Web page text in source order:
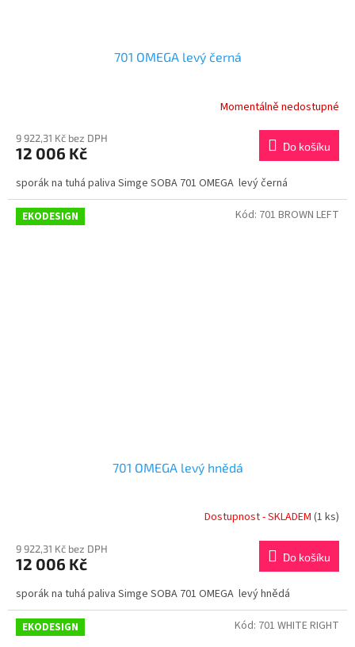
701 OMEGA levý černá
Momentálně nedostupné
9 922,31 Kč bez DPH
12 006 Kč Do košíku
sporák na tuhá paliva Simge SOBA 701 OMEGA levý černá
EKODESIGN
701 OMEGA levý hnědá
Dostupnost - SKLADEM (1 ks)
9 922,31 Kč bez DPH
12 006 Kč Do košíku
sporák na tuhá paliva Simge SOBA 701 OMEGA levý hnědá
Kód: 701 BROWN LEFT
EKODESIGN Kód: 701 WHITE RIGHT